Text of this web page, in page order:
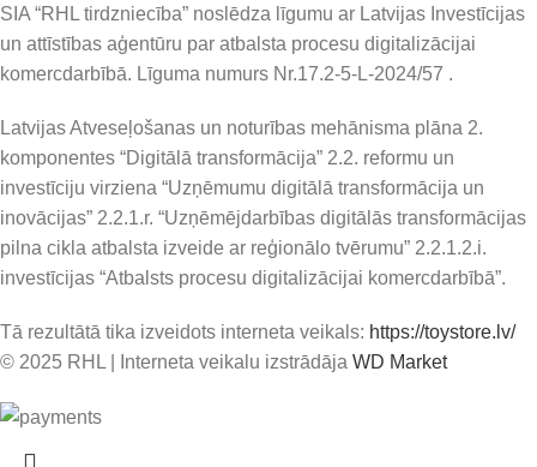
SIA “RHL tirdzniecība” noslēdza līgumu ar Latvijas Investīcijas
un attīstības aģentūru par atbalsta procesu digitalizācijai
komercdarbībā. Līguma numurs Nr.17.2-5-L-2024/57 .
Latvijas Atveseļošanas un noturības mehānisma plāna 2.
komponentes “Digitālā transformācija” 2.2. reformu un
investīciju virziena “Uzņēmumu digitālā transformācija un
inovācijas” 2.2.1.r. “Uzņēmējdarbības digitālās transformācijas
pilna cikla atbalsta izveide ar reģionālo tvērumu” 2.2.1.2.i.
investīcijas “Atbalsts procesu digitalizācijai komercdarbībā”.
Tā rezultātā tika izveidots interneta veikals: https://toystore.lv/
© 2025 RHL
Interneta veikalu izstrādāja WD Market